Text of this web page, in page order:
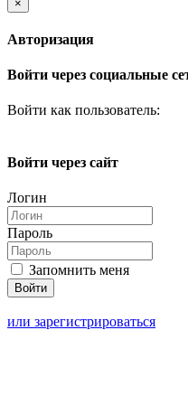
×
Авторизация
Войти через социальные
Войти как пользователь:
Войти через сайт
Логин
Пароль
Запомнить меня
или зарегистрироваться